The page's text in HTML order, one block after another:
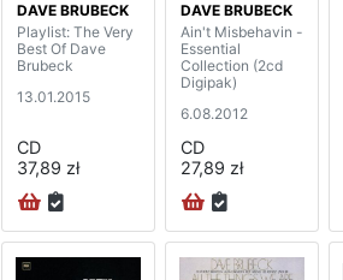
DAVE BRUBECK
Playlist: The Very
Best Of Dave
Brubeck
13.01.2015
CD
37,89 zł
DAVE BRUBECK
Ain't Misbehavin -
Essential
Collection (2cd
Digipak)
6.08.2012
CD
27,89 zł